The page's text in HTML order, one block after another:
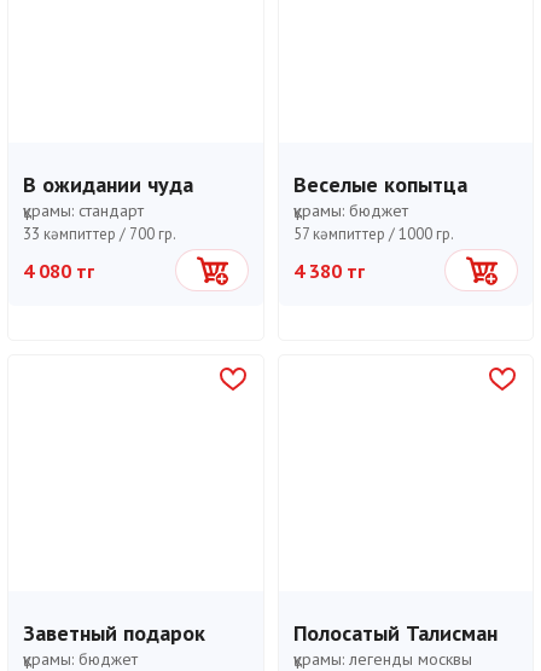
В ожидании чуда
құрамы: стандарт
33 кәмпиттер / 700 гр.
4 080 тг Себетке
Веселые копытца
құрамы: бюджет
57 кәмпиттер /1000 гр.
4 380 тг Себетке
Заветный подарок
құрамы: бюджет
Полосатый Талисман
құрамы: легенды москвы